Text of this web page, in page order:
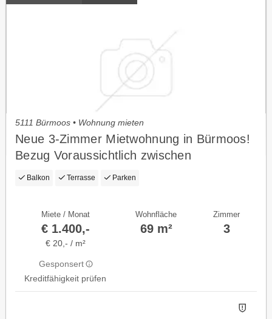
5111 Bürmoos • Wohnung mieten
Neue 3-Zimmer Mietwohnung in Bürmoos!
Bezug Voraussichtlich zwischen
01.10.2026 und 01.11.2026!
Balkon Terrasse Parken
Miete / Monat
€ 1.400,-
€ 20,- / m²
Gesponsert
Kreditfähigkeit prüfen
Wohnfläche
69 m²
Zimmer
3